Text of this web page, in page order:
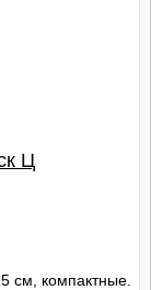
Ц
см, компактные.